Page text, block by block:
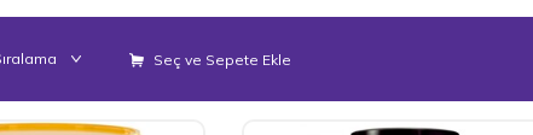
Seç ve Sepete Ekle